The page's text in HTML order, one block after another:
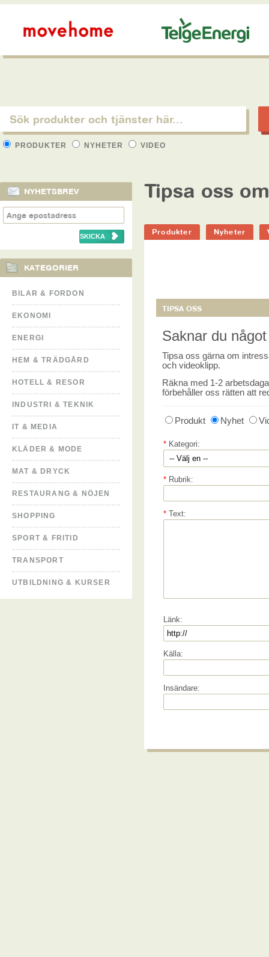
PRODUKTER NYHETER VIDEO
NYHETSBREV
KATEGORIER
BILAR & FORDON
EKONOMI
ENERGI
HEM & TRÄDGÅRD
HOTELL & RESOR
INDUSTRI & TEKNIK
IT & MEDIA
KLÄDER & MODE
MAT & DRYCK
RESTAURANG & NÖJEN
SHOPPING
SPORT & FRITID
TRANSPORT
UTBILDNING & KURSER
Tipsa oss
Produkter Nyheter
TIPSA OSS
Saknar du
Tipsa oss gärna om
och videoklipp.
Räkna med 1-2
förbehåller oss rätten att
Produkt Nyhet
* Kategori:
* Rubrik:
* Text:
Länk:
Källa:
Insändare: